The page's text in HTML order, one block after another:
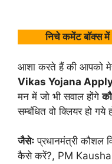
निचे कमेंट बॉक्स
आशा करते हैं की आपको
Vikas Yojana
मन में जो भी सवाल होंगे
सम्बंधित वो क्लियर हो गये
जैसेः प्रधानमंत्री कौशल
कैसे करें?, PM